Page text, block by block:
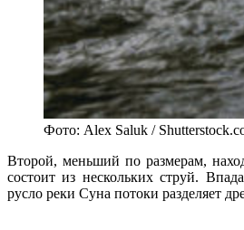
Фото: Alex Saluk /
Второй, меньший по размерам,
состоит из нескольких струй.
русло реки Суна потоки разделяет